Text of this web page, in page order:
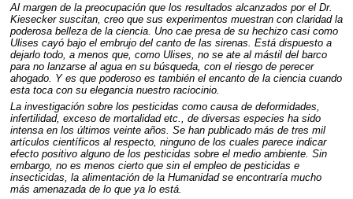
Al margen de la preocupación que los resultados alcanzados por el Dr.
Kiesecker suscitan, creo que sus experimentos muestran con claridad la
poderosa belleza de la ciencia. Uno cae presa de su hechizo casi como
Ulises cayó bajo el embrujo del canto de las sirenas. Está dispuesto a
dejarlo todo, a menos que, como Ulises, no se ate al mástil del barco
para no lanzarse al agua en su búsqueda, con el riesgo de perecer
ahogado. Y es que poderoso es también el encanto de la ciencia cuando
esta toca con su elegancia nuestro raciocinio.
La investigación sobre los pesticidas como causa de deformidades,
infertilidad, exceso de mortalidad etc., de diversas especies ha sido
intensa en los últimos veinte años. Se han publicado más de tres mil
artículos científicos al respecto, ninguno de los cuales parece indicar
efecto positivo alguno de los pesticidas sobre el medio ambiente. Sin
embargo, no es menos cierto que sin el empleo de pesticidas e
insecticidas, la alimentación de la Humanidad se encontraría mucho
más amenazada de lo que ya lo está.